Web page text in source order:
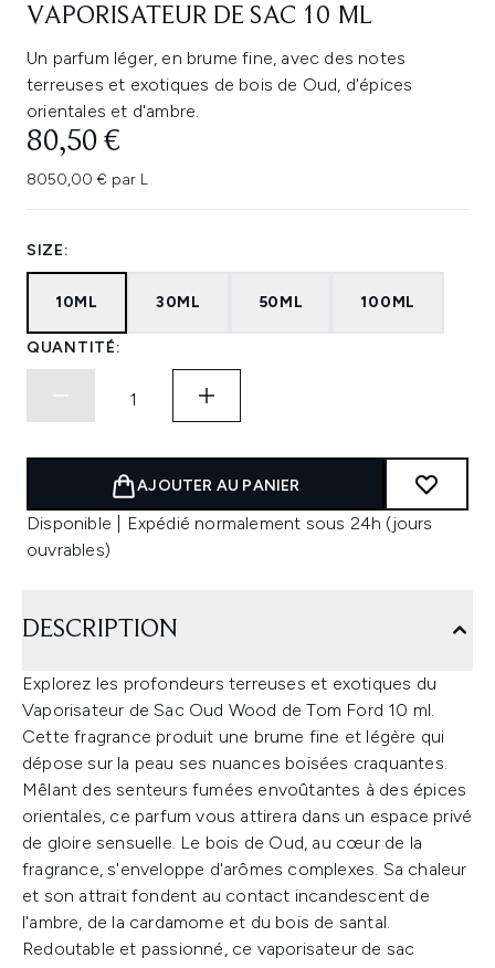
VAPORISATEUR DE SAC 10 ML
Un parfum léger, en brume fine, avec des notes
terreuses et exotiques de bois de Oud, d'épices
orientales et d'ambre.
80,50 €
8050,00 € par L
SIZE:
10ML 30ML 50ML 100ML
QUANTITÉ:
AJOUTER AU PANIER
Disponible | Expédié normalement sous 24h (jours
ouvrables)
DESCRIPTION
Explorez les profondeurs terreuses et exotiques du
Vaporisateur de Sac Oud Wood de Tom Ford 10 ml.
Cette fragrance produit une brume fine et légère qui
dépose sur la peau ses nuances boisées craquantes.
Mêlant des senteurs fumées envoûtantes à des épices
orientales, ce parfum vous attirera dans un espace privé
de gloire sensuelle. Le bois de Oud, au cœur de la
fragrance, s'enveloppe d'arômes complexes. Sa chaleur
et son attrait fondent au contact incandescent de
l'ambre, de la cardamome et du bois de santal.
Redoutable et passionné, ce vaporisateur de sac